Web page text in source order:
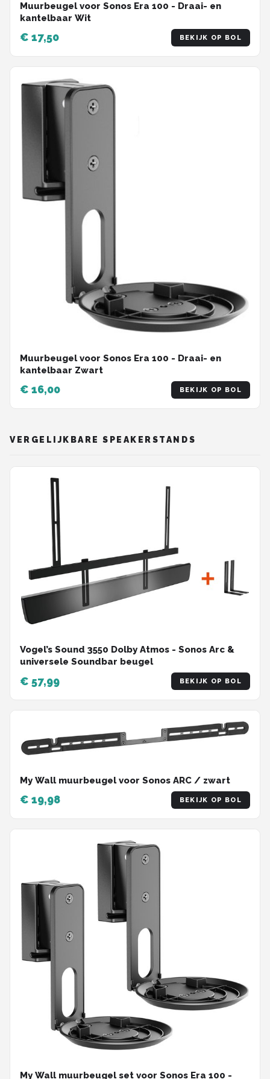
Muurbeugel voor Sonos Era 100 - Draai- en
kantelbaar Wit
€ 17,50 BEKIJK OP BOL
Muurbeugel voor Sonos Era 100 - Draai- en
kantelbaar Zwart
€ 16,00 BEKIJK OP BOL
VERGELIJKBARE SPEAKERSTANDS
Vogel’s Sound 3550 Dolby Atmos - Sonos Arc &
universele Soundbar beugel
€ 57,99 BEKIJK OP BOL
My Wall muurbeugel voor Sonos ARC / zwart
€ 19,98 BEKIJK OP BOL
My Wall muurbeugel set voor Sonos Era 100 -